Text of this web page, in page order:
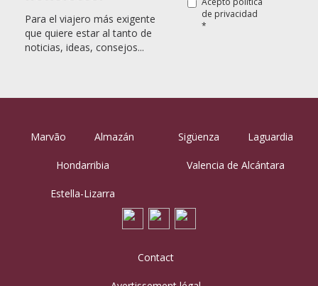
Para el viajero más exigente
que quiere estar al tanto de
noticias, ideas, consejos...
de privacidad
*
Marvão Almazán
Hondarribia
Estella-Lizarra
Sigüenza Laguardia
Valencia de Alcántara
Contact